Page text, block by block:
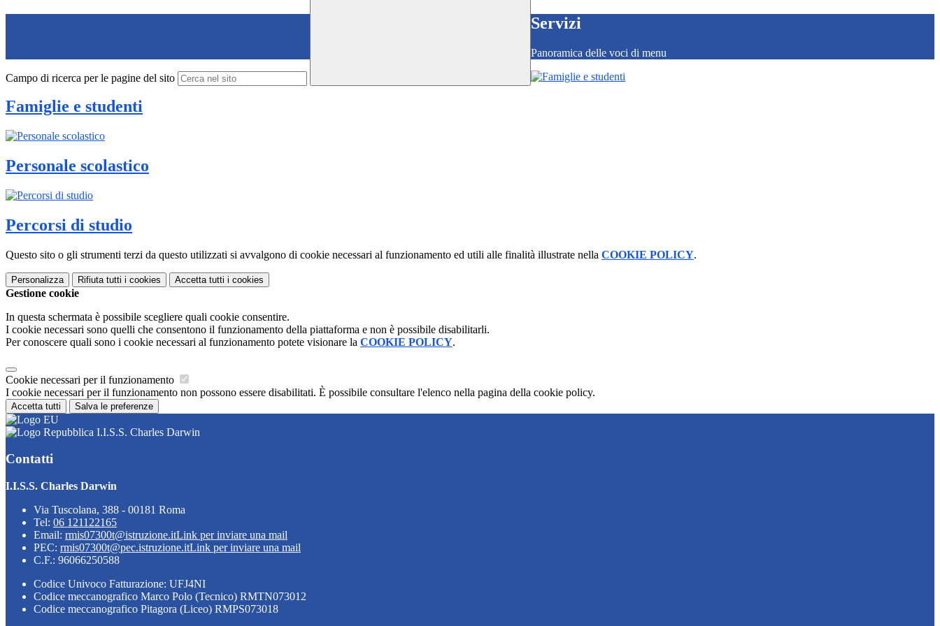
Campo di ricerca per le pagine del sito
Servizi
Panoramica delle voci di menu
Famiglie e studenti
Personale scolastico
Percorsi di studio
Questo sito o gli strumenti terzi da questo utilizzati si avvalgono di cookie necessari al funzionamento ed utili alle finalità illustrate nella COOKIE POLICY.
Personalizza Rifiuta tutti i cookies Accetta tutti i cookies
Gestione cookie
In questa schermata è possibile scegliere quali cookie consentire.
I cookie necessari sono quelli che consentono il funzionamento della piattaforma e non è possibile disabilitarli.
Per conoscere quali sono i cookie necessari al funzionamento potete visionare la COOKIE POLICY.
Cookie necessari per il funzionamento
I cookie necessari per il funzionamento non possono essere disabilitati. È possibile consultare l'elenco nella pagina della cookie policy.
Accetta tutti Salva le preferenze
I.I.S.S. Charles Darwin
Contatti
I.I.S.S. Charles Darwin
Via Tuscolana, 388 - 00181 Roma
Tel: 06 121122165
Email: rmis07300t@istruzione.itLink per inviare una mail
PEC: rmis07300t@pec.istruzione.itLink per inviare una mail
C.F.: 96066250588
Codice Univoco Fatturazione: UFJ4NI
Codice meccanografico Marco Polo (Tecnico) RMTN073012
Codice meccanografico Pitagora (Liceo) RMPS073018